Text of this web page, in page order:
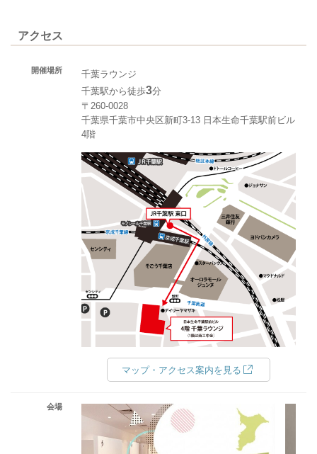
アクセス
開催場所
千葉ラウンジ
千葉駅から徒歩3分
〒260-0028
千葉県千葉市中央区新町3-13 日本生命千葉駅前ビル
4階
マップ・アクセス案内を見る
会場